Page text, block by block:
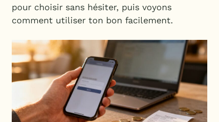
pour choisir sans hésiter, puis voyons
comment utiliser ton bon facilement.